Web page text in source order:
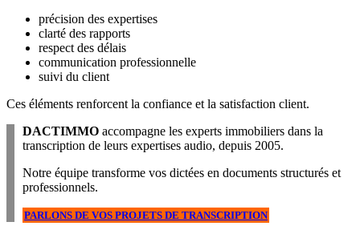
précision des expertises
clarté des rapports
respect des délais
communication professionnelle
suivi du client
Ces éléments renforcent la confiance et la satisfaction client.
DACTIMMO accompagne les experts immobiliers dans la
transcription de leurs expertises audio, depuis 2005.
Notre équipe transforme vos dictées en documents structurés et
professionnels.
PARLONS DE VOS PROJETS DE TRANSCRIPTION